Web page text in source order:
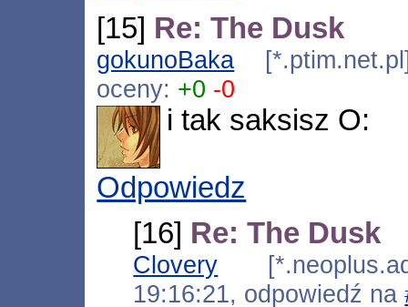
[15] Re: The Dusk
gokunoBaka
oceny: +0 -0
i tak saksisz O:
Odpowiedz
[16] Re: The Dusk
Clovery
19:16:21, odpowiedź na